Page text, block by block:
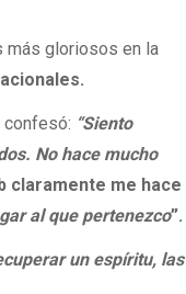
más gloriosos en la
confesó: “Siento
No hace mucho
claramente me hace
al que pertenezco”.
un espíritu, las